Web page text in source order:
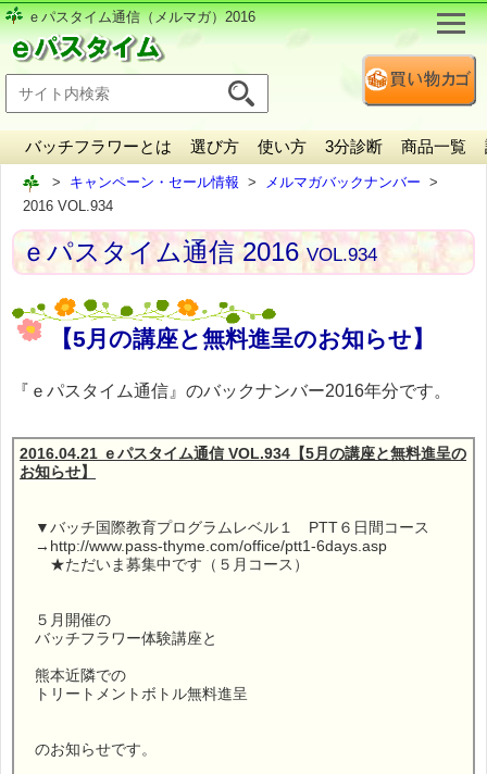
ｅパスタイム通信（メルマガ）2016
バッチフラワーとは 選び方 使い方 3分診断 商品一覧
キャンペーン・セール情報
メルマガバックナンバー
2016 VOL.934
ｅパスタイム通信 2016VOL.934
【5月の講座と無料進呈のお知らせ】
『ｅパスタイム通信』のバックナンバー2016年分です。
2016.04.21 ｅパスタイム通信 VOL.934【5月の講座と無料進呈の
お知らせ】
▼バッチ国際教育プログラムレベル１ PTT６日間コース
→http://www.pass-thyme.com/office/ptt1-6days.asp
★ただいま募集中です（５月コース）
５月開催の
バッチフラワー体験講座と
熊本近隣での
トリートメントボトル無料進呈
のお知らせです。